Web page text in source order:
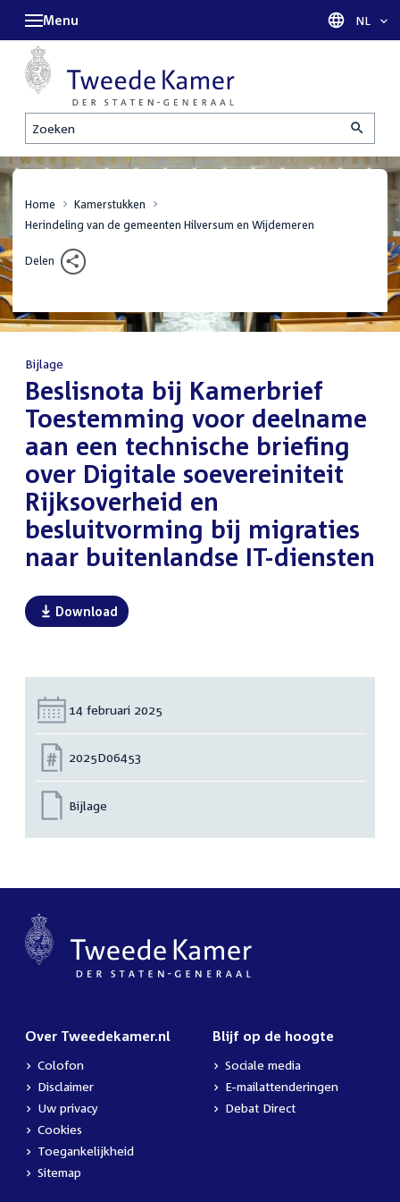
Zoeken
Menu Taal
NL
Home
Kamerstukken
Herindeling van de gemeenten Hilversum en Wijdemeren
Delen
Bijlage
:Beslisnota bij Kamerbrief
Toestemming voor deelname
aan een technische briefing
over Digitale soevereiniteit
Rijksoverheid en
besluitvorming bij migraties
naar buitenlandse IT-diensten
Download
Datum:
14 februari 2025
Nummer:
2025D06453
Bijlage
Over Tweedekamer.nl
Colofon
Disclaimer
Uw privacy
Cookies
Toegankelijkheid
Sitemap
Blijf op de hoogte
Sociale media
E-mailattenderingen
Debat Direct